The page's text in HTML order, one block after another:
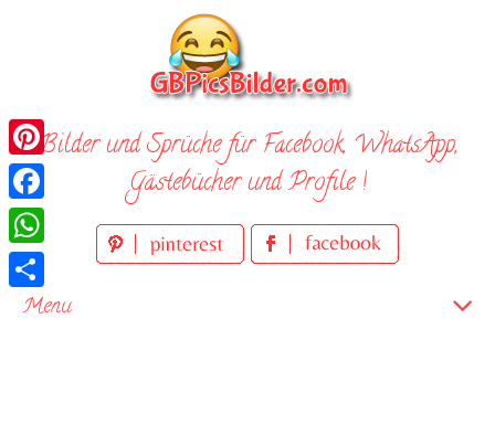
Bilder und Sprüche für Facebook, WhatsApp,
Gästebücher und Profile !
Menu
Pinterest
Facebook
WhatsApp
Teilen